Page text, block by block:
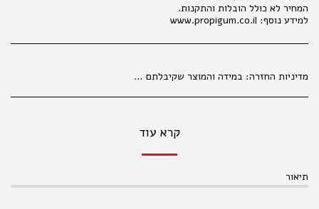
למידע נוסף: www.propigum.co.il
מדיניות החזרה: במידה והמוצר שקיבלתם אינו עונה על ציפיותיכם, פנו למחלקת קשרי לקוחות מרגע קבלת המשלוח (עד שני ימי עבודה), בכדי שנוכל לטפל בפנייתכם בהתאם לנהלים. 035177847 החלפת מוצרים אפשרית בפנייה טלפונית או בסניפי הרשת, באריזה המקורית בלבד ובשלמותם. במידה ויתגלו שינויים במחירי המוצרים, המחיר הקובע הוא המחיר המופיע בחנויות ובמרכז ההזמנות. המחיר הקטלוגי הנו למכירה בחנויות . במכירה מרחוק, יתווסף מחיר שילוח, כמפורט באתר האינטרנט. אין החזרות של נעליים . החלפת והחזרת מוצרים , , אפשרית באריזתם המקורית בלבד ובשלמותם תוך 14 ימים מיום הקניה. ברחוב מגן אברהם 3 תל אביב.
קרא עוד
תיאור